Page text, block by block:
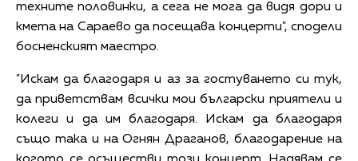
техните половинки, а сега не мога да видя дори и
кмета на Сараево да посещава концерти", сподели
босненският маестро.
"Искам да благодаря и аз за гостуването си тук,
да приветствам всички мои български приятели и
колеги и да им благодаря. Искам да благодаря
също така и на Огнян Драганов, благодарение на